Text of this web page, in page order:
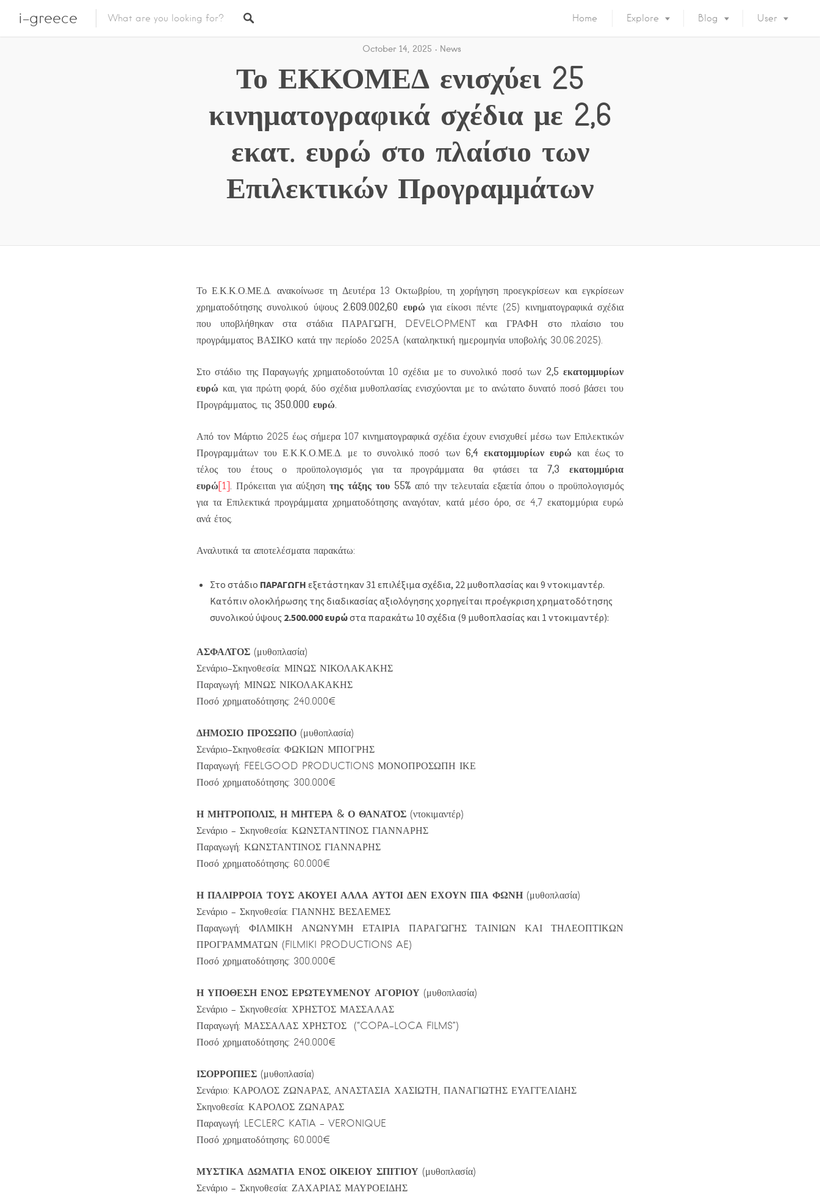
i-greece Home Explore Blog User
October 14, 2025 News
Το ΕΚΚΟΜΕΔ ενισχύει 25
κινηματογραφικά σχέδια με 2,6
εκατ. ευρώ στο πλαίσιο των
Επιλεκτικών Προγραμμάτων
Το Ε.Κ.Κ.Ο.ΜΕ.Δ. ανακοίνωσε τη Δευτέρα 13 Οκτωβρίου, τη χορήγηση προεγκρίσεων και εγκρίσεων
χρηματοδότησης συνολικού ύψους2.609.002,60 ευρώ για είκοσι πέντε (25) κινηματογραφικά σχέδια
που υποβλήθηκαν στα στάδια ΠΑΡΑΓΩΓΗ, DEVELOPMENT και ΓΡΑΦΗ στο πλαίσιο του
προγράμματος ΒΑΣΙΚΟ κατά την περίοδο 2025Α (καταληκτική ημερομηνία υποβολής 30.06.2025).
Στο στάδιο της Παραγωγής χρηματοδοτούνται 10 σχέδια με το συνολικό ποσό των 2,5 εκατομμυρίων
ευρώ και, για πρώτη φορά, δύο σχέδια μυθοπλασίας ενισχύονται με το ανώτατο δυνατό ποσό βάσει του
Προγράμματος, τις 350.000 ευρώ.
Από τον Μάρτιο 2025 έως σήμερα 107 κινηματογραφικά σχέδια έχουν ενισχυθεί μέσω των Επιλεκτικών
Προγραμμάτων του Ε.Κ.Κ.Ο.ΜΕ.Δ. με το συνολικό ποσό των 6,4 εκατομμυρίων ευρώ και έως το
τέλος του έτους ο προϋπολογισμός για τα προγράμματα θα φτάσει τα7,3 εκατομμύρια
ευρώ[1]. Πρόκειται για αύξηση της τάξης του 55% από την τελευταία εξαετία όπου ο προϋπολογισμός
για τα Επιλεκτικά προγράμματα χρηματοδότησης αναγόταν, κατά μέσο όρο, σε 4,7 εκατομμύρια ευρώ
ανά έτος.
Αναλυτικά τα αποτελέσματα παρακάτω:
Στο στάδιο ΠΑΡΑΓΩΓΗ εξετάστηκαν 31 επιλέξιμα σχέδια, 22 μυθοπλασίας και 9 ντοκιμαντέρ.
Κατόπιν ολοκλήρωσης της διαδικασίας αξιολόγησης χορηγείται προέγκριση χρηματοδότησης
συνολικού ύψους 2.500.000 ευρώστα παρακάτω 10 σχέδια (9 μυθοπλασίας και 1 ντοκιμαντέρ):
ΑΣΦΑΛΤΟΣ (μυθοπλασία)
Σενάριο-Σκηνοθεσία: ΜΙΝΩΣ ΝΙΚΟΛΑΚΑΚΗΣ
Παραγωγή: ΜΙΝΩΣ ΝΙΚΟΛΑΚΑΚΗΣ
Ποσό χρηματοδότησης: 240.000€
ΔΗΜΟΣΙΟ ΠΡΟΣΩΠΟ (μυθοπλασία)
Σενάριο-Σκηνοθεσία: ΦΩΚΙΩΝ ΜΠΟΓΡΗΣ
Παραγωγή: FEELGOOD PRODUCTIONS ΜΟΝΟΠΡΟΣΩΠΗ ΙΚΕ
Ποσό χρηματοδότησης: 300.000€
Η ΜΗΤΡΟΠΟΛΙΣ, Η ΜΗΤΕΡΑ & Ο ΘΑΝΑΤΟΣ (ντοκιμαντέρ)
Σενάριο – Σκηνοθεσία: ΚΩΝΣΤΑΝΤΙΝΟΣ ΓΙΑΝΝΑΡΗΣ
Παραγωγή: ΚΩΝΣΤΑΝΤΙΝΟΣ ΓΙΑΝΝΑΡΗΣ
Ποσό χρηματοδότησης: 60.000€
Η ΠΑΛΙΡΡΟΙΑ ΤΟΥΣ ΑΚΟΥΕΙ ΑΛΛΑ ΑΥΤΟΙ ΔΕΝ ΕΧΟΥΝ ΠΙΑ ΦΩΝΗ (μυθοπλασία)
Σενάριο – Σκηνοθεσία: ΓΙΑΝΝΗΣ ΒΕΣΛΕΜΕΣ
Παραγωγή: ΦΙΛΜΙΚΗ ΑΝΩΝΥΜΗ ΕΤΑΙΡΙΑ ΠΑΡΑΓΩΓΗΣ ΤΑΙΝΙΩΝ ΚΑΙ ΤΗΛΕΟΠΤΙΚΩΝ
ΠΡΟΓΡΑΜΜΑΤΩΝ (FILMIKI PRODUCTIONS AE)
Ποσό χρηματοδότησης: 300.000€
Η ΥΠΟΘΕΣΗ ΕΝΟΣ ΕΡΩΤΕΥΜΕΝΟΥ ΑΓΟΡΙΟΥ (μυθοπλασία)
Σενάριο – Σκηνοθεσία: ΧΡΗΣΤΟΣ ΜΑΣΣΑΛΑΣ
Παραγωγή: ΜΑΣΣΑΛΑΣ ΧΡΗΣΤΟΣ (“COPA-LOCA FILMS”)
Ποσό χρηματοδότησης: 240.000€
ΙΣΟΡΡΟΠΙΕΣ (μυθοπλασία)
Σενάριο: ΚΑΡΟΛΟΣ ΖΩΝΑΡΑΣ, ΑΝΑΣΤΑΣΙΑ ΧΑΣΙΩΤΗ, ΠΑΝΑΓΙΩΤΗΣ ΕΥΑΓΓΕΛΙΔΗΣ
Σκηνοθεσία: ΚΑΡΟΛΟΣ ΖΩΝΑΡΑΣ
Παραγωγή: LECLERC KATIA – VERONIQUE
Ποσό χρηματοδότησης: 60.000€
ΜΥΣΤΙΚΑ ΔΩΜΑΤΙΑ ΕΝΟΣ ΟΙΚΕΙΟΥ ΣΠΙΤΙΟΥ (μυθοπλασία)
Σενάριο – Σκηνοθεσία: ΖΑΧΑΡΙΑΣ ΜΑΥΡΟΕΙΔΗΣ